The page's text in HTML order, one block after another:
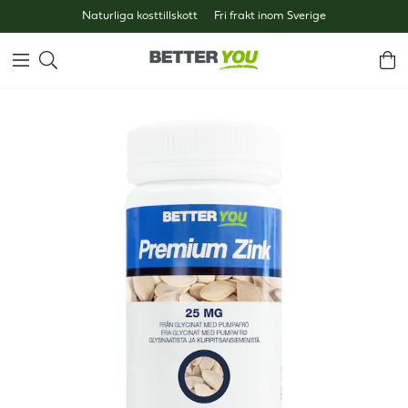
Naturliga kosttillskott Fri frakt inom Sverige